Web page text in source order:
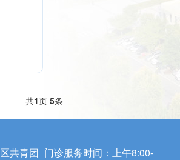
共1页 5条
共青团 门诊服务时间：上午8:00-